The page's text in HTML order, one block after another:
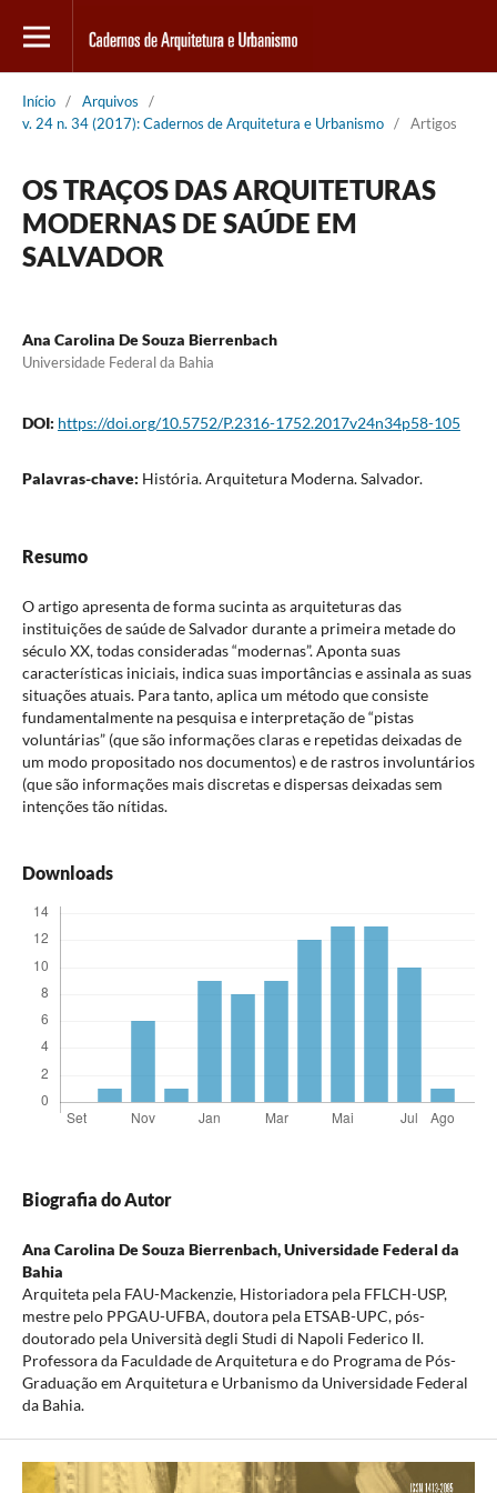
Início / Arquivos
/
v. 24 n. 34 (2017): Cadernos de Arquitetura e Urbanismo / Artigos
OS TRAÇOS DAS ARQUITETURAS
MODERNAS DE SAÚDE EM
SALVADOR
Ana Carolina De Souza Bierrenbach
Universidade Federal da Bahia
DOI: https://doi.org/10.5752/P.2316-1752.2017v24n34p58-105
Palavras-chave: História. Arquitetura Moderna. Salvador.
Resumo
O artigo apresenta de forma sucinta as arquiteturas das
instituições de saúde de Salvador durante a primeira metade do
século XX, todas consideradas “modernas”. Aponta suas
características iniciais, indica suas importâncias e assinala as suas
situações atuais. Para tanto, aplica um método que consiste
fundamentalmente na pesquisa e interpretação de “pistas
voluntárias” (que são informações claras e repetidas deixadas de
um modo propositado nos documentos) e de rastros involuntários
(que são informações mais discretas e dispersas deixadas sem
intenções tão nítidas.
Downloads
Biografia do Autor
Ana Carolina De Souza Bierrenbach,Universidade Federal da
Bahia
Arquiteta pela FAU-Mackenzie, Historiadora pela FFLCH-USP,
mestre pelo PPGAU-UFBA, doutora pela ETSAB-UPC, pós-
doutorado pela Università degli Studi di Napoli Federico II.
Professora da Faculdade de Arquitetura e do Programa de Pós-
Graduação em Arquitetura e Urbanismo da Universidade Federal
da Bahia.